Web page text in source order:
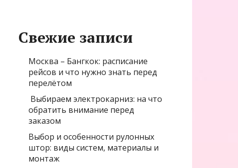
Свежие записи
Москва – Бангкок: расписание
рейсов и что нужно знать перед
перелётом
Выбираем электрокарниз: на что
обратить внимание перед
заказом
Выбор и особенности рулонных
штор: виды систем, материалы и
монтаж